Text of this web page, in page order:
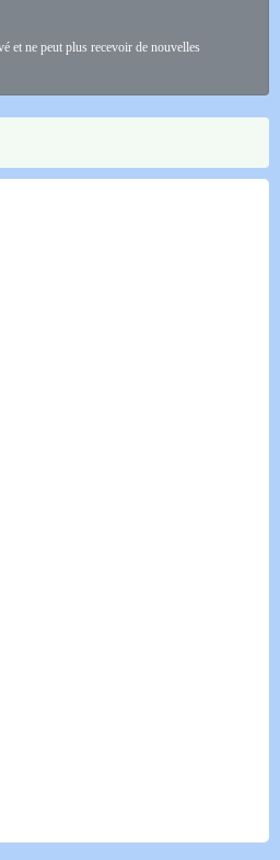
et ne peut plus recevoir de nouvelles